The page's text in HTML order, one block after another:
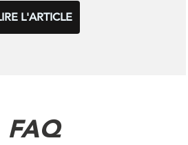
L'ARTICLE
FAQ